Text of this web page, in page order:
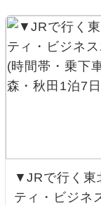
▼JRで行く
ティ・ビジネ